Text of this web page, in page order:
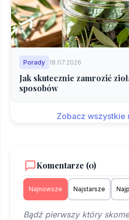
Porady 18.07.2026
Jak skutecznie zamrozić
sposobów
Zobacz
Komentarze (0)
Najnowsze Najstarsze
Bądź pierwszy który